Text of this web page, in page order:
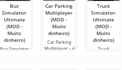
Bus
Simulator:
Ultimate
(MOD -
Muito
dinheiro)
Bus Simulator:
Car Parking
Multiplayer
(MOD -
Muito
dinheiro)
Car Parking
Multiplayer – é
Truck
Simulator:
Ultimate
(MOD -
Muito
dinheiro)
Truck